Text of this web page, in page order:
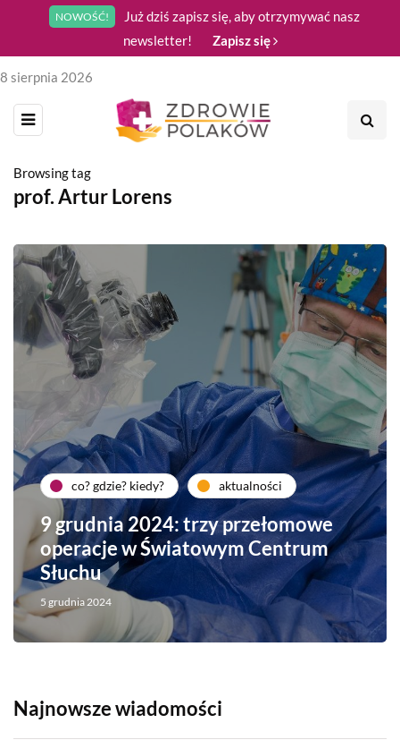
NOWOŚĆ!
Już dziś zapisz się, aby otrzymywać nasz
newsletter!
Zapisz się
8 sierpnia 2026
Browsing tag
prof. Artur Lorens
co? gdzie? kiedy? aktualności
9 grudnia 2024: trzy przełomowe
operacje w Światowym Centrum
Słuchu
5 grudnia 2024
Najnowsze wiadomości